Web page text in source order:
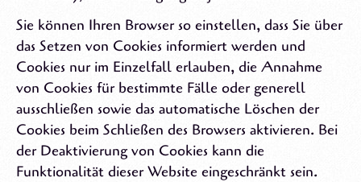
Sie können Ihren Browser so einstellen, dass Sie über
das Setzen von Cookies informiert werden und
Cookies nur im Einzelfall erlauben, die Annahme
von Cookies für bestimmte Fälle oder generell
ausschließen sowie das automatische Löschen der
Cookies beim Schließen des Browsers aktivieren. Bei
der Deaktivierung von Cookies kann die
Funktionalität dieser Website eingeschränkt sein.